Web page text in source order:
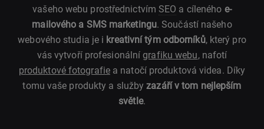
vašeho webu prostřednictvím SEO a cíleného e-
mailového a SMS marketingu. Součástí našeho
webového studia je i kreativní tým odborníků, který pro
vás vytvoří profesionálnígrafiku webu, nafotí
produktové fotografiea natočí produktová videa. Díky
tomu vaše produkty a službyzazáří v tom nejlepším
světle.